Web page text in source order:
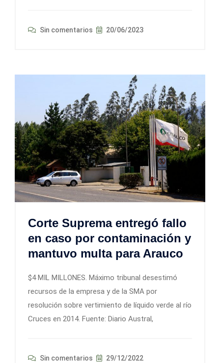
Sin comentarios 20/06/2023
Corte Suprema entregó fallo
en caso por contaminación y
mantuvo multa para Arauco
$4 MIL MILLONES. Máximo tribunal desestimó
recursos de la empresa y de la SMA por
resolución sobre vertimiento de líquido verde al río
Cruces en 2014. Fuente: Diario Austral,
Sin comentarios 29/12/2022